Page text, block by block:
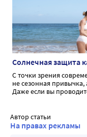
Солнечная защита
С точки зрения
не сезонная привычка,
Даже если вы
Автор статьи
На правах рекламы